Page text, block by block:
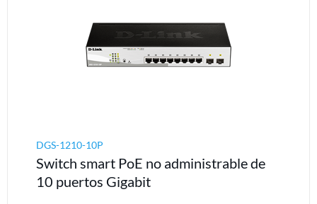
DGS-1210-10P
Switch smart PoE no administrable de
10 puertos Gigabit